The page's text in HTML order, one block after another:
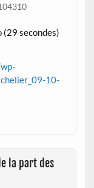
secondes)
10-
la part des